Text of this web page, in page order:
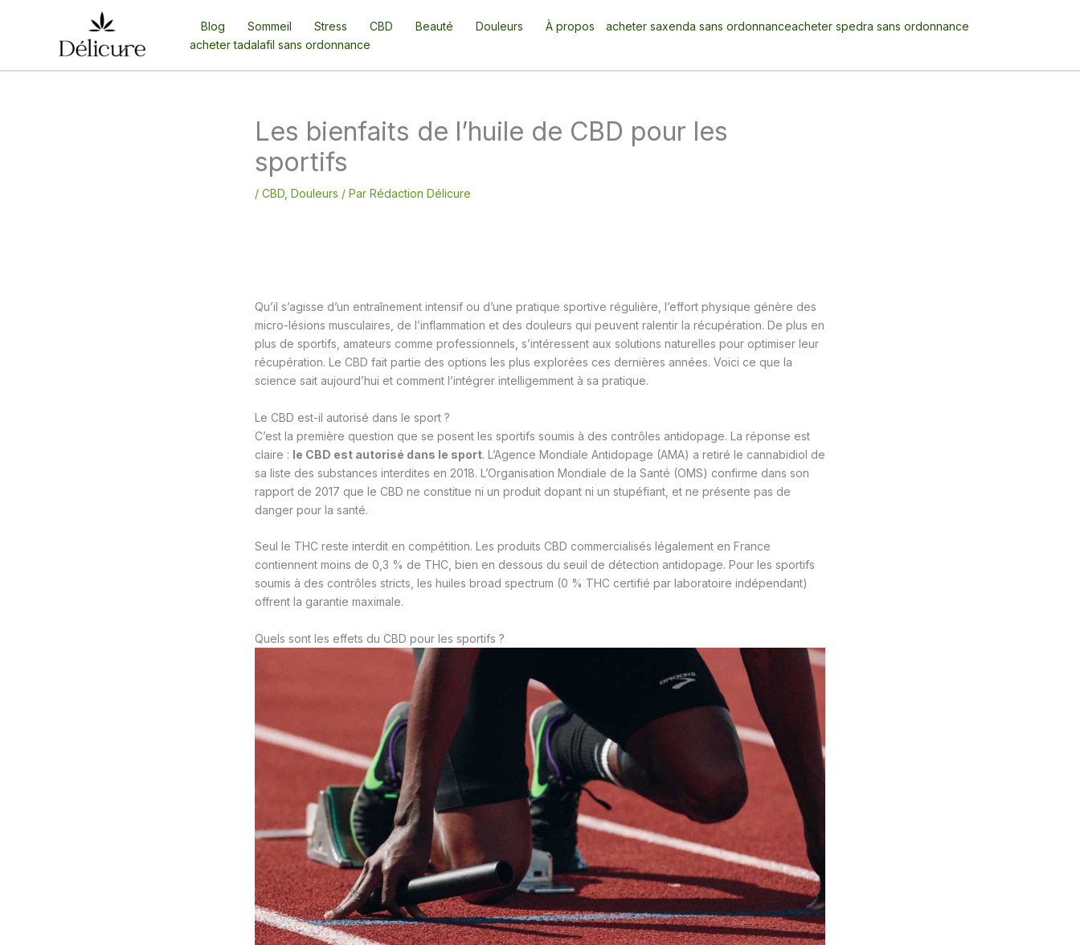
Blog Sommeil Stress CBD Beauté Douleurs À propos acheter saxenda sans ordonnanceacheter spedra sans ordonnance
acheter tadalafil sans ordonnance
Les bienfaits de l’huile de CBD pour les
sportifs
/ CBD Douleurs / Par Rédaction Délicure
Qu’il s’agisse d’un entraînement intensif ou d’une pratique sportive régulière, l’effort physique génère des
micro-lésions musculaires, de l’inflammation et des douleurs qui peuvent ralentir la récupération. De plus en
plus de sportifs, amateurs comme professionnels, s’intéressent aux solutions naturelles pour optimiser leur
récupération. Le CBD fait partie des options les plus explorées ces dernières années. Voici ce que la
science sait aujourd’hui et comment l’intégrer intelligemment à sa pratique.
Le CBD est-il autorisé dans le sport ?
C’est la première question que se posent les sportifs soumis à des contrôles antidopage. La réponse est
claire : le CBD est autorisé dans le sport. L’Agence Mondiale Antidopage (AMA) a retiré le cannabidiol de
sa liste des substances interdites en 2018. L’Organisation Mondiale de la Santé (OMS) confirme dans son
rapport de 2017 que le CBD ne constitue ni un produit dopant ni un stupéfiant, et ne présente pas de
danger pour la santé.
Seul le THC reste interdit en compétition. Les produits CBD commercialisés légalement en France
contiennent moins de 0,3 % de THC, bien en dessous du seuil de détection antidopage. Pour les sportifs
soumis à des contrôles stricts, les huiles broad spectrum (0 % THC certifié par laboratoire indépendant)
offrent la garantie maximale.
Quels sont les effets du CBD pour les sportifs ?